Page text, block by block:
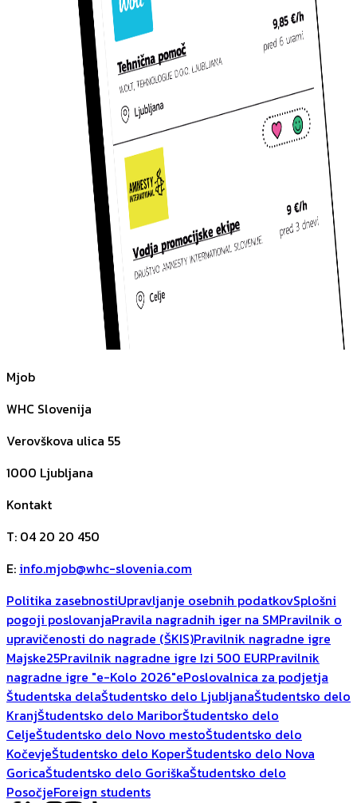
Mjob
WHC Slovenija
Verovškova ulica 55
1000 Ljubljana
Kontakt
T: 04 20 20 450
E: info.mjob@whc-slovenia.com
Politika zasebnostiUpravljanje osebnih podatkovSplošni
pogoji poslovanjaPravila nagradnih iger na SMPravilnik o
upravičenosti do nagrade (ŠKIS)Pravilnik nagradne igre
Majske25Pravilnik nagradne igre Izi 500 EURPravilnik
nagradne igre "e-Kolo 2026"ePoslovalnica za podjetja
Študentska delaŠtudentsko delo LjubljanaŠtudentsko delo
KranjŠtudentsko delo MariborŠtudentsko delo
CeljeŠtudentsko delo Novo mestoŠtudentsko delo
KočevjeŠtudentsko delo KoperŠtudentsko delo Nova
GoricaŠtudentsko delo GoriškaŠtudentsko delo
PosočjeForeign students